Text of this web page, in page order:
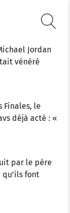
Jordan
vénéré
Finales, le
déjà acté : «
par le père
qu’ils font